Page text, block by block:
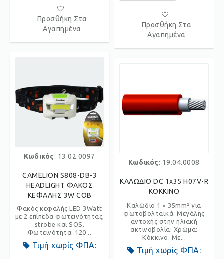
Προσθήκη Στα
Αγαπημένα
Κωδικός: 13.02.0097
CAMELION S808-DB-3
HEADLIGHT ΦΑΚΟΣ
ΚΕΦΑΛΗΣ 3W COB
Φακός κεφαλής LED 3Watt
με 2 επίπεδα φωτεινότητας,
strobe και SOS.
Φωτεινότητα: 120...
Τιμή χωρίς ΦΠΑ:
Προσθήκη Στα
Αγαπημένα
Κωδικός: 19.04.0008
ΚΑΛΩΔΙΟ DC 1x35 H07V-R
KOKKINO
Καλώδιο 1 × 35mm² για
φωτοβολταϊκά. Μεγάλης
αντοχής στην ηλιακή
ακτινοβολία. Χρώμα:
Κόκκινο. Με...
Τιμή χωρίς ΦΠΑ: